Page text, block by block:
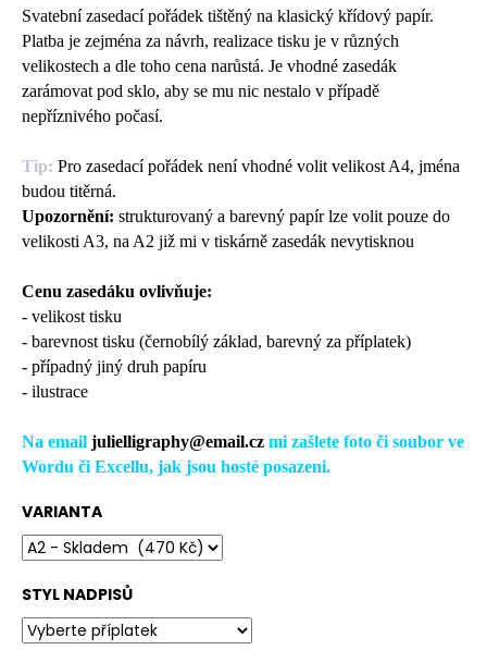
Svatební zasedací pořádek tištěný na klasický křídový papír.
Platba je zejména za návrh, realizace tisku je v různých
velikostech a dle toho cena narůstá. Je vhodné zasedák
zarámovat pod sklo, aby se mu nic nestalo v případě
nepříznivého počasí.
Tip: Pro zasedací pořádek není vhodné volit velikost A4, jména
budou titěrná.
Upozornění: strukturovaný a barevný papír lze volit pouze do
velikosti A3, na A2 již mi v tiskárně zasedák nevytisknou
Cenu zasedáku ovlivňuje:
- velikost tisku
- barevnost tisku (černobílý základ, barevný za příplatek)
- případný jiný druh papíru
- ilustrace
Na email julielligraphy@email.cz mi zašlete foto či soubor ve
Wordu či Excellu, jak jsou hosté posazeni.
VARIANTA
STYL NADPISŮ
o
p
o
r
u
u
j
e
m